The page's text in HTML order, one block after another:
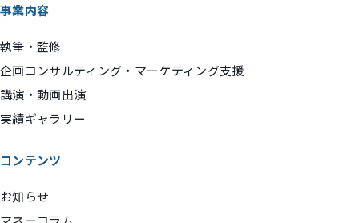
事業内容
執筆・監修
企画コンサルティング・マーケティング支援
講演・動画出演
実績ギャラリー
コンテンツ
お知らせ